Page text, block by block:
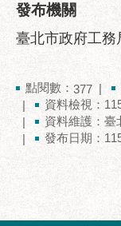
訊
公
開
優
良
事
發布機關
臺北市政府工務
點閱數： 377
資料檢視：
資料維護：臺
發布日期：